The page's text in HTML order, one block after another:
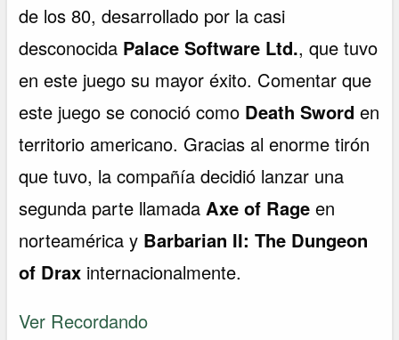
de los 80, desarrollado por la casi
desconocida Palace Software Ltd., que tuvo
en este juego su mayor éxito. Comentar que
este juego se conoció como Death Sworden
territorio americano. Gracias al enorme tirón
que tuvo, la compañía decidió lanzar una
segunda parte llamadaAxe of Rage en
norteamérica y Barbarian II: The Dungeon
of Drax internacionalmente.
Ver Recordando